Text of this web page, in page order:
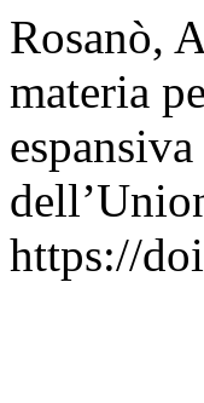
Rosanò,
materia
https://